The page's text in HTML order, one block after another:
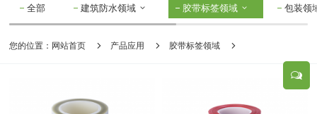
全部 建筑防水领域 胶带标签领域 包装领
您的位置： 网站首页 产品应用 胶带标签领域